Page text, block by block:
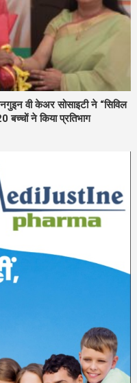
वी केअर सोसाइटी ने “सिविल
बच्चों ने किया प्रतिभाग